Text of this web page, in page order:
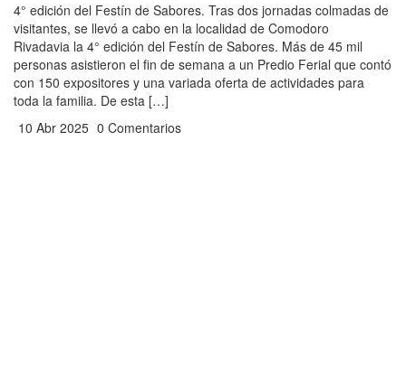
4° edición del Festín de Sabores. Tras dos jornadas colmadas de
visitantes, se llevó a cabo en la localidad de Comodoro
Rivadavia la 4° edición del Festín de Sabores. Más de 45 mil
personas asistieron el fin de semana a un Predio Ferial que contó
con 150 expositores y una variada oferta de actividades para
toda la familia. De esta […]
10 Abr 2025 0 Comentarios